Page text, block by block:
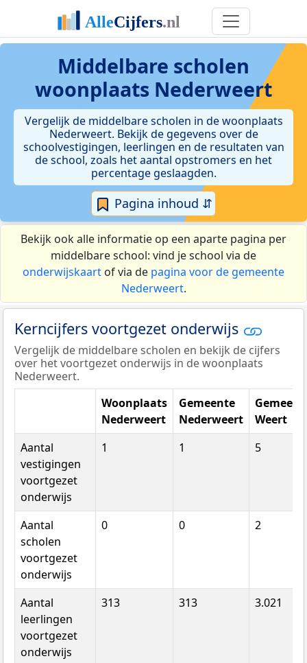
Middelbare scholen
woonplaats Nederweert
Vergelijk de middelbare scholen in de woonplaats
Nederweert. Bekijk de gegevens over de
schoolvestigingen, leerlingen en de resultaten van
de school, zoals het aantal opstromers en het
percentage geslaagden.
Pagina inhoud ⇵
Bekijk ook alle informatie op een aparte pagina per
middelbare school: vind je school via de
onderwijskaart of via de pagina voor de gemeente
Nederweert.
Kerncijfers voortgezet onderwijs
Vergelijk de middelbare scholen en bekijk de cijfers
over het voortgezet onderwijs in de woonplaats
Nederweert.
Woonplaats
Nederweert
Gemeente
Nederweert
Weert
Aantal
vestigingen
voortgezet
onderwijs
1 1 5
Aantal
scholen
voortgezet
onderwijs
0 0 2
Aantal
leerlingen
voortgezet
onderwijs
313 313 3.021